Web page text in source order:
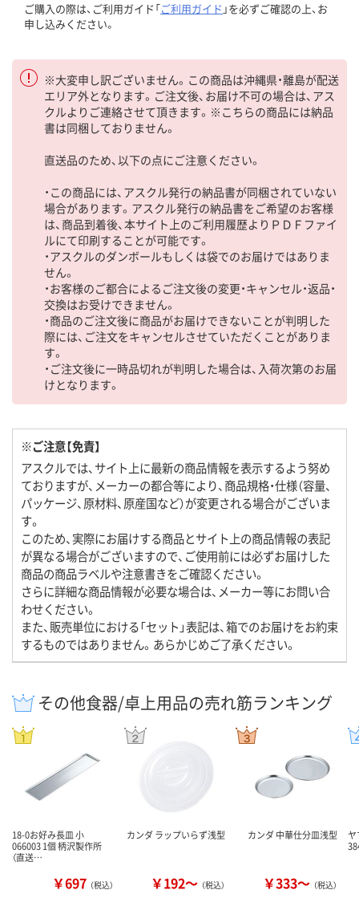
ご購入の際は、ご利用ガイド「ご利用ガイド 」を必ずご確認の上、お
申し込みください。
※大変申し訳ございません。この商品は沖縄県・離島が配送
エリア外となります。ご注文後、お届け不可の場合は、アス
クルよりご連絡させて頂きます。※こちらの商品には納品
書は同梱しておりません。
直送品のため、以下の点にご注意ください。
・この商品には、アスクル発行の納品書が同梱されていない
場合があります。アスクル発行の納品書をご希望のお客様
は、商品到着後、本サイト上のご利用履歴よりＰＤＦファイ
ルにて印刷することが可能です。
・アスクルのダンボールもしくは袋でのお届けではありま
せん。
・お客様のご都合によるご注文後の変更・キャンセル・返品・
交換はお受けできません。
・商品のご注文後に商品がお届けできないことが判明した
際には、ご注文をキャンセルさせていただくことがありま
す。
・ご注文後に一時品切れが判明した場合は、入荷次第のお届
けとなります。
※ご注意【免責】
アスクルでは、サイト上に最新の商品情報を表示するよう努め
ておりますが、メーカーの都合等により、商品規格・仕様（容量、
パッケージ、原材料、原産国など）が変更される場合がございま
す。
このため、実際にお届けする商品とサイト上の商品情報の表記
が異なる場合がございますので、ご使用前には必ずお届けした
商品の商品ラベルや注意書きをご確認ください。
さらに詳細な商品情報が必要な場合は、メーカー等にお問い合
わせください。
また、販売単位における「セット」表記は、箱でのお届けをお約束
するものではありません。あらかじめご了承ください。
その他食器/卓上用品の売れ筋ランキング
18-0お好み長皿 小
066003 1個 柄沢製作所
（直送…
￥697 （税込）
カンダ ラップいらず浅型
￥192～ （税込）
カンダ 中華仕分皿浅型
￥333～ （税込）
ヤ